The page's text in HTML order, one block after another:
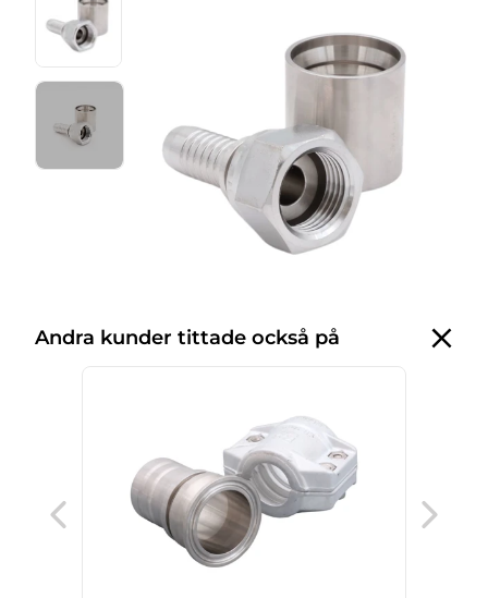
Andra kunder tittade också på